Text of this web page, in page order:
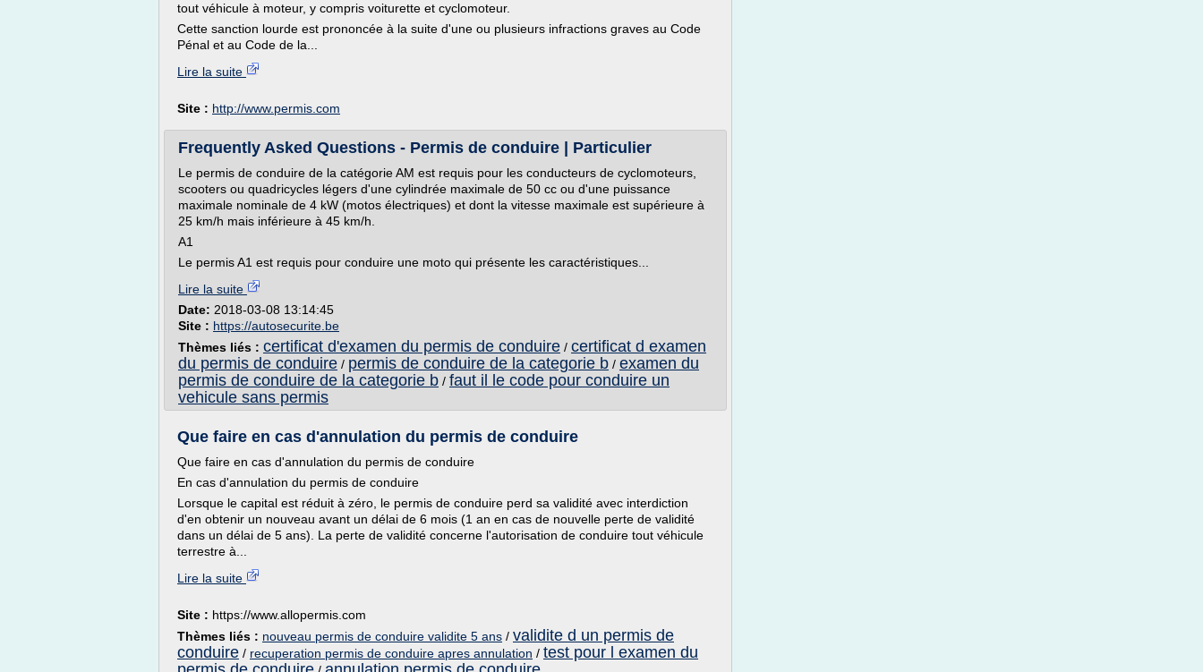
tout véhicule à moteur, y compris voiturette et cyclomoteur.
Cette sanction lourde est prononcée à la suite d'une ou plusieurs infractions graves au Code
Pénal et au Code de la...
Lire la suite
Site : http://www.permis.com
Frequently Asked Questions - Permis de conduire | Particulier
Le permis de conduire de la catégorie AM est requis pour les conducteurs de cyclomoteurs,
scooters ou quadricycles légers d'une cylindrée maximale de 50 cc ou d'une puissance
maximale nominale de 4 kW (motos électriques) et dont la vitesse maximale est supérieure à
25 km/h mais inférieure à 45 km/h.
A1
Le permis A1 est requis pour conduire une moto qui présente les caractéristiques...
Lire la suite
Date: 2018-03-08 13:14:45
Site : https://autosecurite.be
Thèmes liés : certificat d'examen du permis de conduire / certificat d examen
du permis de conduire / permis de conduire de la categorie b / examen du
permis de conduire de la categorie b / faut il le code pour conduire un
vehicule sans permis
Que faire en cas d'annulation du permis de conduire
Que faire en cas d'annulation du permis de conduire
En cas d'annulation du permis de conduire
Lorsque le capital est réduit à zéro, le permis de conduire perd sa validité avec interdiction
d'en obtenir un nouveau avant un délai de 6 mois (1 an en cas de nouvelle perte de validité
dans un délai de 5 ans). La perte de validité concerne l'autorisation de conduire tout véhicule
terrestre à...
Lire la suite
Site : https://www.allopermis.com
Thèmes liés : nouveau permis de conduire validite 5 ans / validite d un permis de
conduire / recuperation permis de conduire apres annulation / test pour l examen du